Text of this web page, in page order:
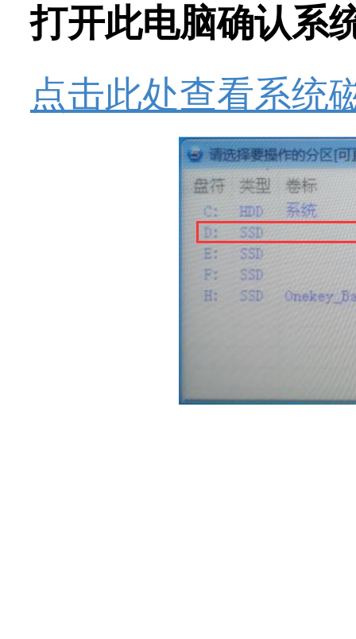
打开此电脑确认系
点击此处查看系统